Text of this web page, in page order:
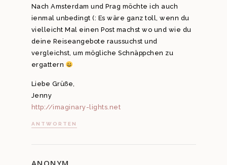
Nach Amsterdam und Prag möchte ich auch
ienmal unbedingt (: Es wäre ganz toll, wenn du
vielleicht Mal einen Post machst wo und wie du
deine Reiseangebote raussuchst und
vergleichst, um mögliche Schnäppchen zu
ergattern
Liebe Grüße,
Jenny
http://imaginary-lights.net
ANTWORTEN